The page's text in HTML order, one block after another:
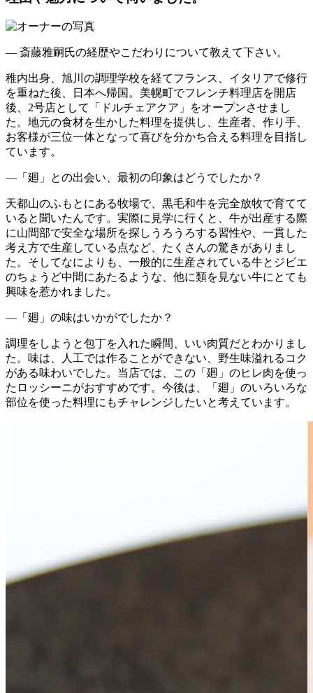
― 斎藤雅嗣氏の経歴やこだわりについて教えて下さい。
稚内出身、旭川の調理学校を経てフランス、イタリアで修行
を重ねた後、日本へ帰国。美幌町でフレンチ料理店を開店
後、2号店として「ドルチェアクア」をオープンさせまし
た。地元の食材を生かした料理を提供し、生産者、作り手、
お客様が三位一体となって喜びを分かち合える料理を目指し
ています。
―「廻」との出会い、最初の印象はどうでしたか？
天都山のふもとにある牧場で、黒毛和牛を完全放牧で育てて
いると聞いたんです。実際に見学に行くと、牛が出産する際
に山間部で安全な場所を探しうろうろする習性や、一貫した
考え方で生産している点など、たくさんの驚きがありまし
た。そしてなによりも、一般的に生産されている牛とジビエ
のちょうど中間にあたるような、他に類を見ない牛にとても
興味を惹かれました。
―「廻」の味はいかがでしたか？
調理をしようと包丁を入れた瞬間、いい肉質だとわかりまし
た。味は、人工では作ることができない、野生味溢れるコク
がある味わいでした。当店では、この「廻」のヒレ肉を使っ
たロッシーニがおすすめです。今後は、「廻」のいろいろな
部位を使った料理にもチャレンジしたいと考えています。